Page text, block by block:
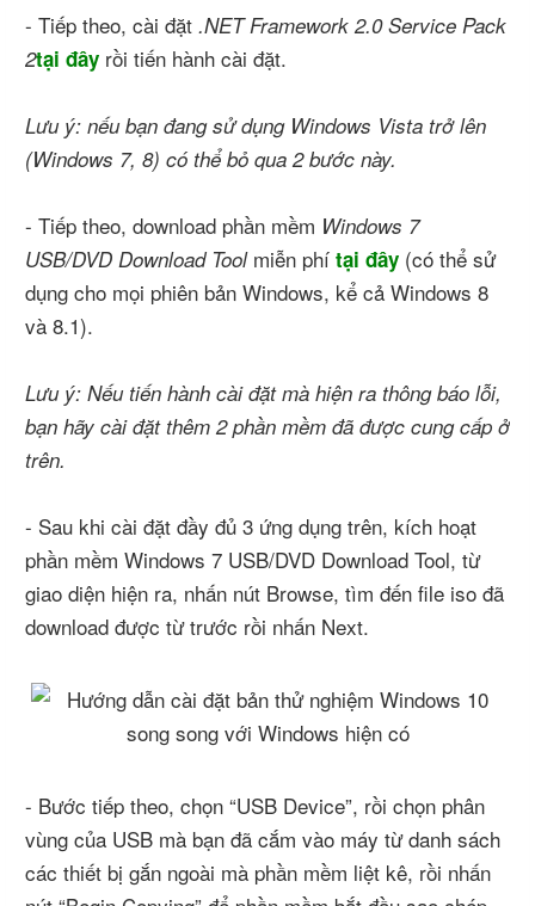
- Tiếp theo, cài đặt .NET Framework 2.0 Service Pack
2tại đây rồi tiến hành cài đặt.
Lưu ý: nếu bạn đang sử dụng Windows Vista trở lên
(Windows 7, 8) có thể bỏ qua 2 bước này.
- Tiếp theo, download phần mềm Windows 7
USB/DVD Download Tool miễn phí tại đây (có thể sử
dụng cho mọi phiên bản Windows, kể cả Windows 8
và 8.1).
Lưu ý: Nếu tiến hành cài đặt mà hiện ra thông báo lỗi,
bạn hãy cài đặt thêm 2 phần mềm đã được cung cấp ở
trên.
- Sau khi cài đặt đầy đủ 3 ứng dụng trên, kích hoạt
phần mềm Windows 7 USB/DVD Download Tool, từ
giao diện hiện ra, nhấn nút Browse, tìm đến file iso đã
download được từ trước rồi nhấn Next.
- Bước tiếp theo, chọn “USB Device”, rồi chọn phân
vùng của USB mà bạn đã cắm vào máy từ danh sách
các thiết bị gắn ngoài mà phần mềm liệt kê, rồi nhấn